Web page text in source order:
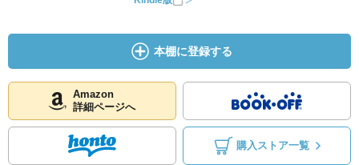
本棚に登録する
Amazon
詳細ページへ
購入ストア一覧